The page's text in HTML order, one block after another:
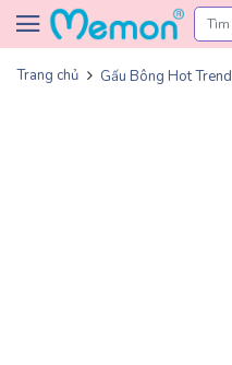
Skip to content
Trang chủ Gấu Bông Hot Trend